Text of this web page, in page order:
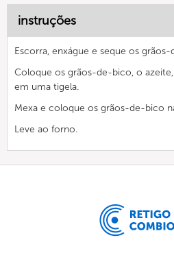
instruções
Escorra, enxágue e seque os
Coloque os grãos-de-bico, o
em uma tigela.
Mexa e coloque os grãos-de-bico
Leve ao forno.